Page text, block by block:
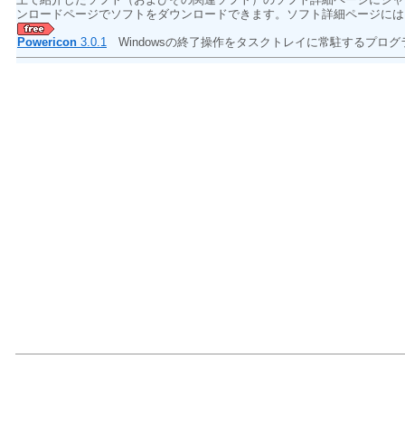
ンロードページでソフトをダウンロードできます。ソフト詳細ページに
Powericon 3.0.1 Windowsの終了操作をタスクトレイに常駐するプロ